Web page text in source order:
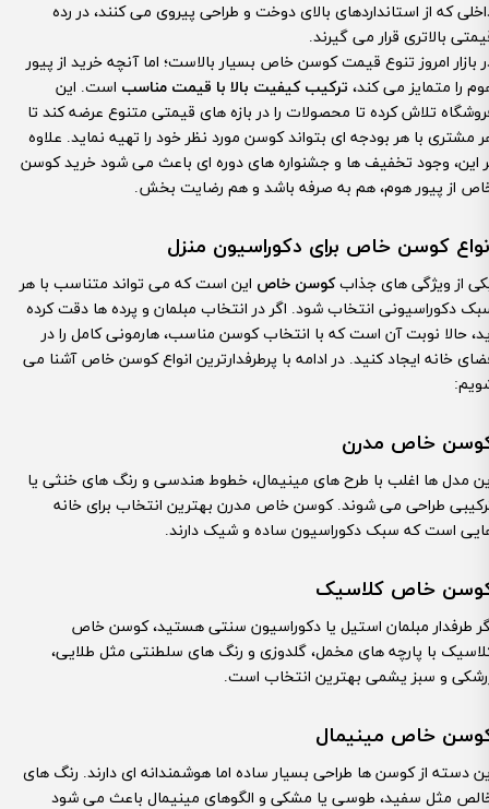
که از استانداردهای بالای دوخت و طراحی پیروی می کنند، در رده
بالاتری قرار می گیرند.
بازار امروز تنوع قیمت کوسن خاص بسیار بالاست؛ اما آنچه خرید از پیور
را متمایز می کند، ترکیب کیفیت بالا با قیمت مناسب است. این
تلاش کرده تا محصولات را در بازه های قیمتی متنوع عرضه کند تا
مشتری با هر بودجه ای بتواند کوسن مورد نظر خود را تهیه نماید. علاوه
این، وجود تخفیف ها و جشنواره های دوره ای باعث می شود خرید کوسن
از پیور هوم، هم به صرفه باشد و هم رضایت بخش.
کوسن خاص برای دکوراسیون منزل
از ویژگی های جذابکوسن خاص این است که می تواند متناسب با هر
دکوراسیونی انتخاب شود. اگر در انتخاب مبلمان و پرده ها دقت کرده
حالا نوبت آن است که با انتخاب کوسن مناسب، هارمونی کامل را در
خانه ایجاد کنید. در ادامه با پرطرفدارترین انواع کوسن خاص آشنا می
خاص مدرن
مدل ها اغلب با طرح های مینیمال، خطوط هندسی و رنگ های خنثی یا
طراحی می شوند. کوسن خاص مدرن بهترین انتخاب برای خانه
است که سبک دکوراسیون ساده و شیک دارند.
خاص کلاسیک
طرفدار مبلمان استیل یا دکوراسیون سنتی هستید، کوسن خاص
با پارچه های مخمل، گلدوزی و رنگ های سلطنتی مثل طلایی،
و سبز یشمی بهترین انتخاب است.
خاص مینیمال
دسته از کوسن ها طراحی بسیار ساده اما هوشمندانه ای دارند. رنگ های
مثل سفید، طوسی یا مشکی و الگوهای مینیمال باعث می شود